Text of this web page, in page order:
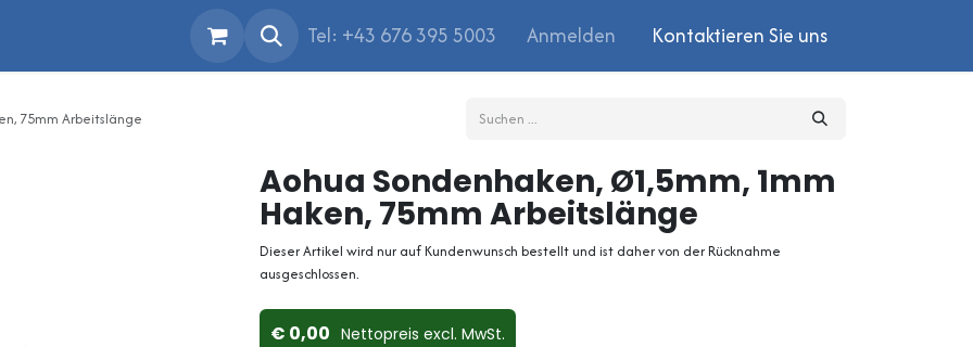
Tel: +43 676 395 5003 Anmelden Kontaktieren Sie uns
75mm Arbeitslänge
Aohua Sondenhaken, Ø1,5mm, 1mm
Haken, 75mm Arbeitslänge
Dieser Artikel wird nur auf Kundenwunsch bestellt und ist daher von der Rücknahme
ausgeschlossen.
0,00 Nettopreis ex​cl. MwSt.